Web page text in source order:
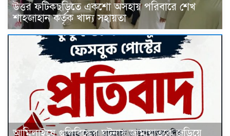
উত্তর ফটিকছড়িতে একশো অসহায় পরিবারে শেখ
শাহজাহান কর্তৃক খাদ্য সহায়তা
আমিলাইষে গুলিবিদ্ধের ঘটনায় জামায়াতকে জড়িয়ে